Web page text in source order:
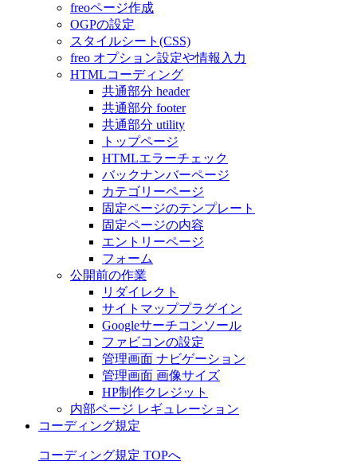
freoページ作成
OGPの設定
スタイルシート(CSS)
freo オプション設定や情報入力
HTMLコーディング
共通部分 header
共通部分 footer
共通部分 utility
トップページ
HTMLエラーチェック
バックナンバーページ
カテゴリーページ
固定ページのテンプレート
固定ページの内容
エントリーページ
フォーム
公開前の作業
リダイレクト
サイトマッププラグイン
Googleサーチコンソール
ファビコンの設定
管理画面 ナビゲーション
管理画面 画像サイズ
HP制作クレジット
内部ページ レギュレーション
コーディング規定
コーディング規定 TOPへ